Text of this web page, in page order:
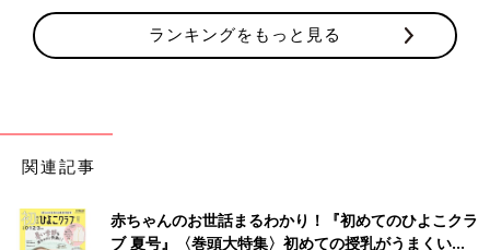
ランキングをもっと見る
関連記事
赤ちゃんのお世話まるわかり！『初めてのひよこクラ
ブ 夏号』〈巻頭大特集〉初めての授乳がうまくい